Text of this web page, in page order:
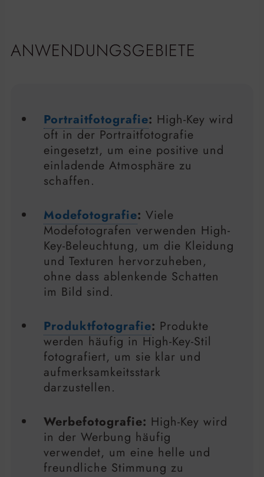
ANWENDUNGSGEBIETE
Portraitfotografie: High-Key wird
oft in der Portraitfotografie
eingesetzt, um eine positive und
einladende Atmosphäre zu
schaffen.
Modefotografie: Viele
Modefotografen verwenden High-
Key-Beleuchtung, um die Kleidung
und Texturen hervorzuheben,
ohne dass ablenkende Schatten
im Bild sind.
Produktfotografie: Produkte
werden häufig in High-Key-Stil
fotografiert, um sie klar und
aufmerksamkeitsstark
darzustellen.
Werbefotografie: High-Key wird
in der Werbung häufig
verwendet, um eine helle und
freundliche Stimmung zu